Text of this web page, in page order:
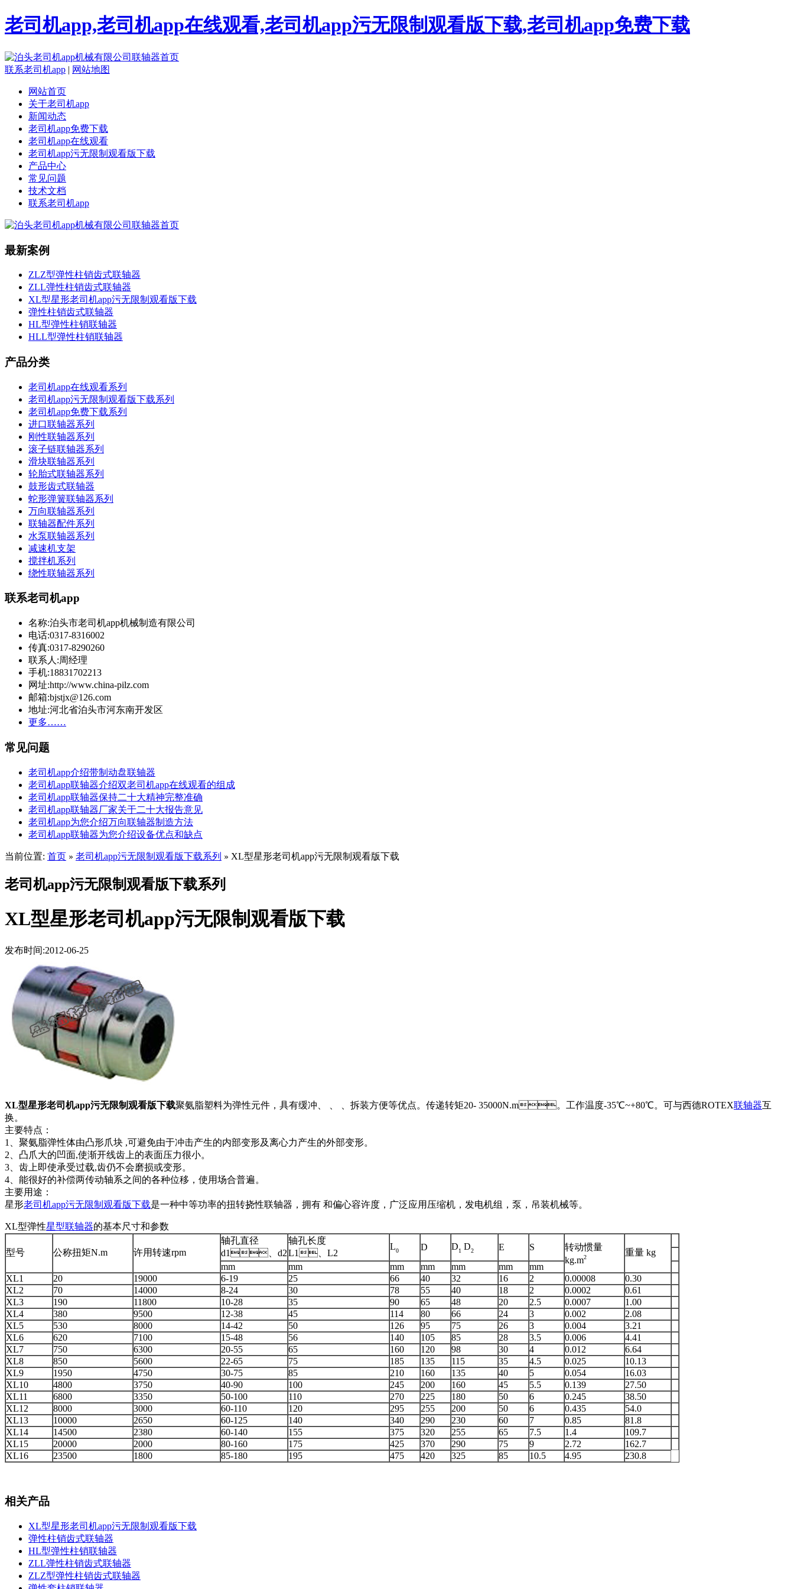
老司机app,老司机app在线观看,老司机app污无限制观看版下载,老司机app免费下载
联系老司机app | 网站地图
网站首页
关于老司机app
新闻动态
老司机app免费下载
老司机app在线观看
老司机app污无限制观看版下载
产品中心
常见问题
技术文档
联系老司机app
最新案例
ZLZ型弹性柱销齿式联轴器
ZLL弹性柱销齿式联轴器
XL型星形老司机app污无限制观看版下载
弹性柱销齿式联轴器
HL型弹性柱销联轴器
HLL型弹性柱销联轴器
产品分类
老司机app在线观看系列
老司机app污无限制观看版下载系列
老司机app免费下载系列
进口联轴器系列
刚性联轴器系列
滚子链联轴器系列
滑块联轴器系列
轮胎式联轴器系列
鼓形齿式联轴器
蛇形弹簧联轴器系列
万向联轴器系列
联轴器配件系列
水泵联轴器系列
减速机支架
搅拌机系列
绕性联轴器系列
联系老司机app
名称:泊头市老司机app机械制造有限公司
电话:0317-8316002
传真:0317-8290260
联系人:周经理
手机:18831702213
网址:http://www.china-pilz.com
邮箱:bjstjx@126.com
地址:河北省泊头市河东南开发区
更多……
常见问题
老司机app介绍带制动盘联轴器
老司机app联轴器介绍双老司机app在线观看的组成
老司机app联轴器保持二十大精神完整准确
老司机app联轴器厂家关于二十大报告意见
老司机app为您介绍万向联轴器制造方法
老司机app联轴器为您介绍设备优点和缺点
当前位置: 首页 » 老司机app污无限制观看版下载系列 » XL型星形老司机app污无限制观看版下载
老司机app污无限制观看版下载系列
XL型星形老司机app污无限制观看版下载
发布时间:2012-06-25
XL型星形老司机app污无限制观看版下载聚氨脂塑料为弹性元件，具有缓冲、 、 、拆装方便等优点。传递转矩20- 35000N.m。工作温度-35℃~+80℃。可与西德ROTEX联轴器互
换。
主要特点：
1、聚氨脂弹性体由凸形爪块 ,可避免由于冲击产生的内部变形及离心力产生的外部变形。
2、凸爪大的凹面,使渐开线齿上的表面压力很小。
3、齿上即使承受过载,齿仍不会磨损或变形。
4、能很好的补偿两传动轴系之间的各种位移，使用场合普遍。
主要用途：
星形老司机app污无限制观看版下载是一种中等功率的扭转挠性联轴器，拥有 和偏心容许度，广泛应用压缩机，发电机组，泵，吊装机械等。
XL型弹性星型联轴器的基本尺寸和参数
型号 公称扭矩N.m 许用转速rpm
轴孔直径
d1、d2
轴孔长度
L1、L2
L0 D D1 D2 E S
转动惯量
kg.m2
重量 kg
mm
mm mm mm mm mm
mm
XL1
20 19000 6-19 25 66 40 32 16 2 0.00008
0.30
XL2
70 14000 8-24 30 78 55 40 18 2 0.0002
0.61
XL3
190 11800 10-28 35 90 65 48 20 2.5 0.0007
1.00
XL4
380 9500 12-38 45 114 80 66 24 3 0.002
2.08
XL5
530 8000 14-42 50 126 95 75 26 3 0.004
3.21
XL6
620 7100 15-48 56 140 105 85 28 3.5 0.006
4.41
XL7
750 6300 20-55 65 160 120 98 30 4 0.012
6.64
XL8
850 5600 22-65 75 185 135 115 35 4.5 0.025
10.13
XL9
1950 4750 30-75 85 210 160 135 40 5 0.054
16.03
XL10
4800 3750 40-90 100 245 200 160 45 5.5 0.139
27.50
XL11
6800 3350 50-100 110 270 225 180 50 6 0.245
38.50
XL12
8000 3000 60-110 120 295 255 200 50 6 0.435
54.0
XL13
10000 2650 60-125 140 340 290 230 60 7 0.85
81.8
XL14
14500 2380 60-140 155 375 320 255 65 7.5 1.4
109.7
XL15
20000 2000 80-160 175 425 370 290 75 9 2.72
162.7
XL16
23500 1800 85-180 195 475 420 325 85 10.5 4.95 230.8
相关产品
XL型星形老司机app污无限制观看版下载
弹性柱销齿式联轴器
HL型弹性柱销联轴器
ZLL弹性柱销齿式联轴器
ZLZ型弹性柱销齿式联轴器